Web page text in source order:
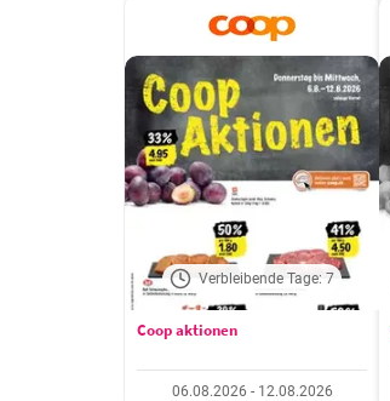
Verbleibende Tage: 7
Coop aktionen
06.08.2026 - 12.08.2026